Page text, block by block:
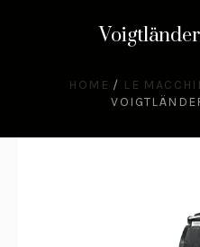
HOME / LE